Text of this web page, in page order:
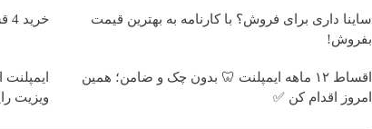
ساینا داری برای فروش؟ با کارنامه به بهترین قیمت
بفروش!
خرید 4 قسطه اینترنت پیشگامان ☎️ بدون نیاز به تلفن
اقساط ۱۲ ماهه ایمپلنت 🦷 بدون چک و ضامن؛ همین
امروز اقدام کن ✅
ویزیت